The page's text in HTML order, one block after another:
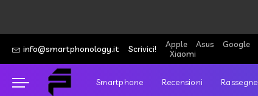
info@smartphonology.it Scrivici! Apple Asus Google
Xiaomi
Smartphone Recensioni Rassegne